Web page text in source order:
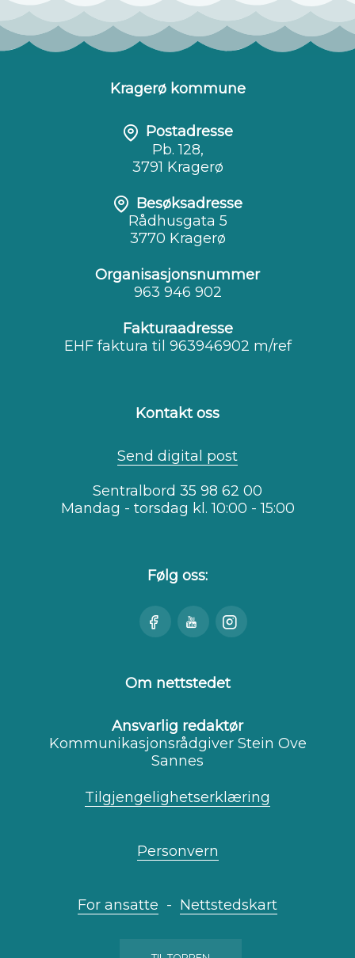
Kragerø kommune
Postadresse
Pb. 128,
3791 Kragerø
Besøksadresse
Rådhusgata 5
3770 Kragerø
Organisasjonsnummer
963 946 902
Fakturaadresse
EHF faktura til 963946902 m/ref
Kontakt oss
Send digital post
Sentralbord 35 98 62 00
Mandag - torsdag kl. 10:00 - 15:00
Følg oss:
Besøk Se
Youtube
Besøk
Instagram
Om nettstedet
Ansvarlig redaktør
Kommunikasjonsrådgiver Stein Ove
Sannes
Tilgjengelighetserklæring
Personvern
For ansatte - Nettstedskart